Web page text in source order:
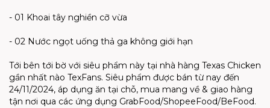
- 01 Khoai tây nghiền cỡ vừa
- 02 Nước ngọt uống thả ga không giới hạn
Tới bên tới bờ với siêu phẩm này tại nhà hàng Texas Chicken
gần nhất nào TexFans. Siêu phẩm được bán từ nay đến
24/11/2024, áp dụng ăn tại chỗ, mua mang về & giao hàng
tận nơi qua các ứng dụng GrabFood/ShopeeFood/BeFood.